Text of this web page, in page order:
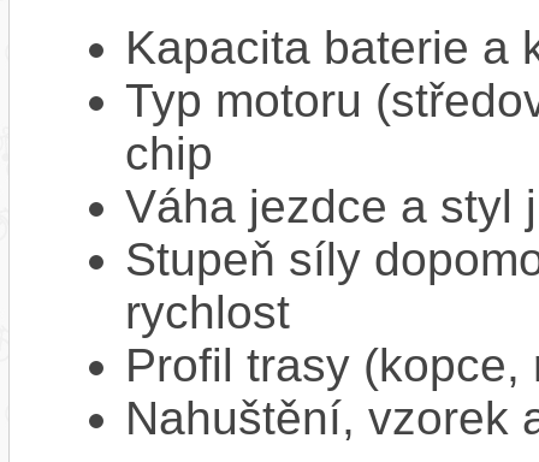
Kapacita baterie a
Typ motoru
chip
Váha jezdce a styl
Stupeň síly
rychlost
Profil trasy
Nahuštění, vzorek